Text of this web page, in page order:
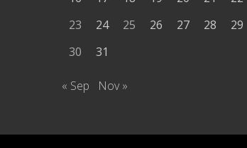
23
24 25 26 27 28
29
30
31
« Sep Nov »